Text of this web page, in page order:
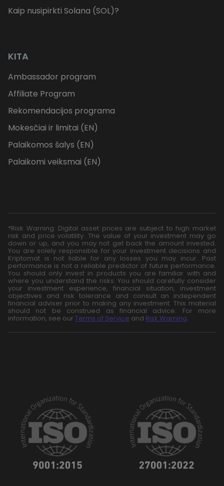
Kaip nusipirkti Solana (SOL)?
KITA
Ambassador program
Affiliate Program
Rekomendacijos programa
Mokesčiai ir limitai (EN)
Palaikomos šalys (EN)
Palaikomi veiksmai (EN)
*Risk Warning: Digital asset prices are subject to high market
risk and price volatility. The value of your investment may go
down or up, and you may not get back the amount invested.
You are solely responsible for your investment decisions and
Kriptomat is not liable for any losses you may incur. Past
performance is not a reliable predictor of future performance.
You should only invest in products you are familiar with and
where you understand the risks. You should carefully consider
your investment experience, financial situation, investment
objectives and risk tolerance and consult an independent
financial adviser prior to making any investment. This material
should not be construed as financial advice. For more
information, see our Terms of Service and Risk Warning.